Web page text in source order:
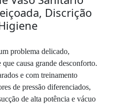
Discrição
problema delicado,
causa grande desconforto.
e com treinamento
de pressão diferenciados,
de alta potência e vácuo